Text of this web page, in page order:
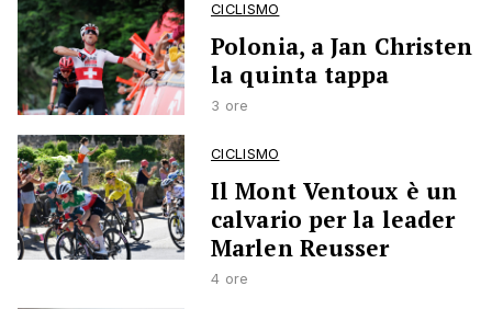
CICLISMO
Polonia, a Jan Christen
la quinta tappa
3 ore
CICLISMO
Il Mont Ventoux è un
calvario per la leader
Marlen Reusser
4 ore